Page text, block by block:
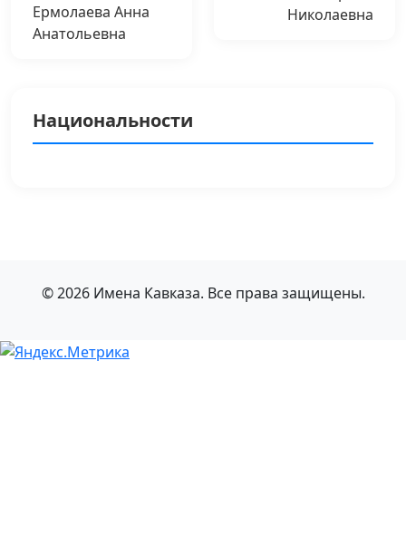
Ермолаева Анна
Анатольевна
Николаевна
Национальности
© 2026 Имена Кавказа. Все права защищены.